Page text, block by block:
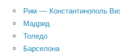
Рим — Константинополь
Мадрид
Толедо
Барселона